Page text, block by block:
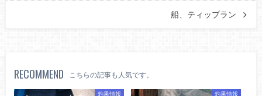
船、ティップラン
RECOMMEND こちらの記事も人気です。
釣果情報 釣果情報